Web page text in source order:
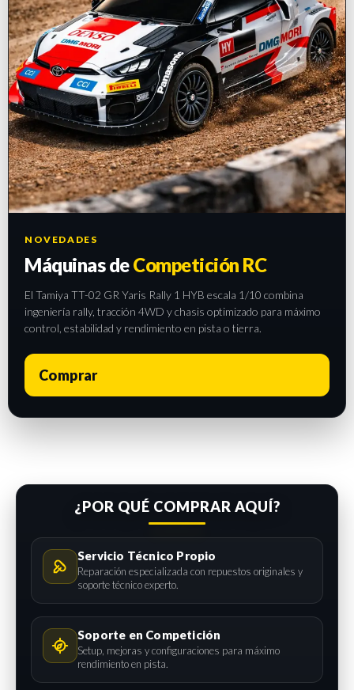
NOVEDADES
Máquinas deCompetición RC
El Tamiya TT-02 GR Yaris Rally 1 HYB escala 1/10 combina
ingeniería rally, tracción 4WD y chasis optimizado para máximo
control, estabilidad y rendimiento en pista o tierra.
Comprar
¿POR QUÉ COMPRAR AQUÍ?
Servicio Técnico Propio
Reparación especializada con repuestos originales y
soporte técnico experto.
Soporte en Competición
Setup, mejoras y configuraciones para máximo
rendimiento en pista.